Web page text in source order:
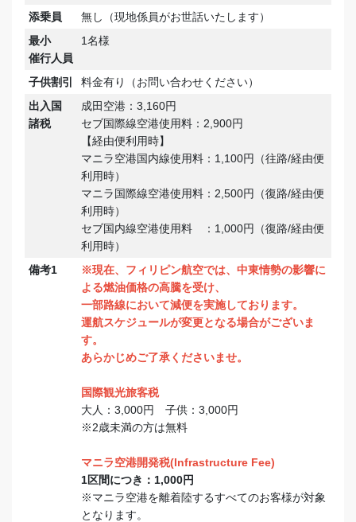
添乗員
無し（現地係員がお世話いたします）
最小
催行人員
1名様
子供割引
料金有り（お問い合わせください）
出入国
諸税
成田空港：3,160円
セブ国際線空港使用料：2,900円
【経由便利用時】
マニラ空港国内線使用料：1,100円（往路/経由便
利用時）
マニラ国際線空港使用料：2,500円（復路/経由便
利用時）
セブ国内線空港使用料 ：1,000円（復路/経由便
利用時）
備考1
※現在、フィリピン航空では、中東情勢の影響に
よる燃油価格の高騰を受け、
一部路線において減便を実施しております。
運航スケジュールが変更となる場合がございま
す。
あらかじめご了承くださいませ。
国際観光旅客税
大人：3,000円 子供：3,000円
※2歳未満の方は無料
マニラ空港開発税(Infrastructure Fee)
1区間につき：1,000円
※マニラ空港を離着陸するすべてのお客様が対象
となります。